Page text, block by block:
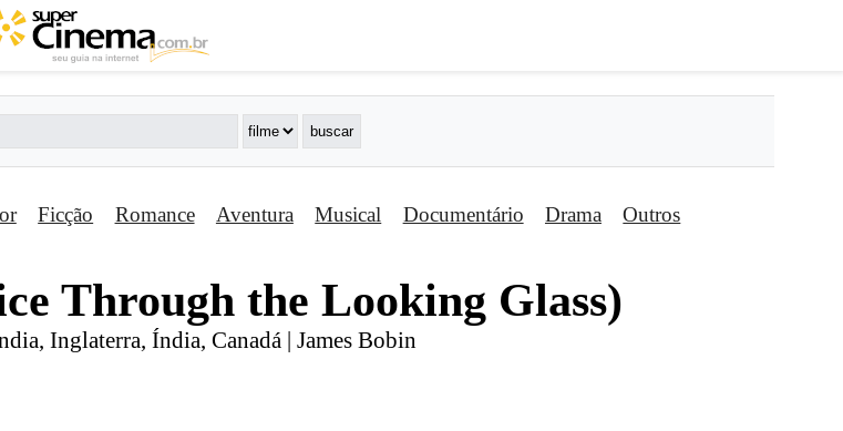
Ficção Romance Aventura Musical Documentário Drama Outros
Through the Looking Glass)
Inglaterra, Índia, Canadá | James Bobin